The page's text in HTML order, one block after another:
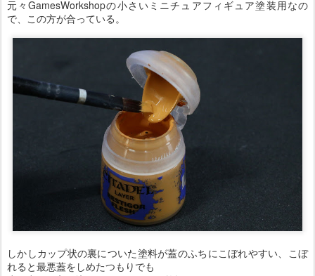
元々GamesWorkshopの小さいミニチュアフィギュア塗装用なの
で、この方が合っている。
しかしカップ状の裏についた塗料が蓋のふちにこぼれやすい、こぼ
れると最悪蓋をしめたつもりでも